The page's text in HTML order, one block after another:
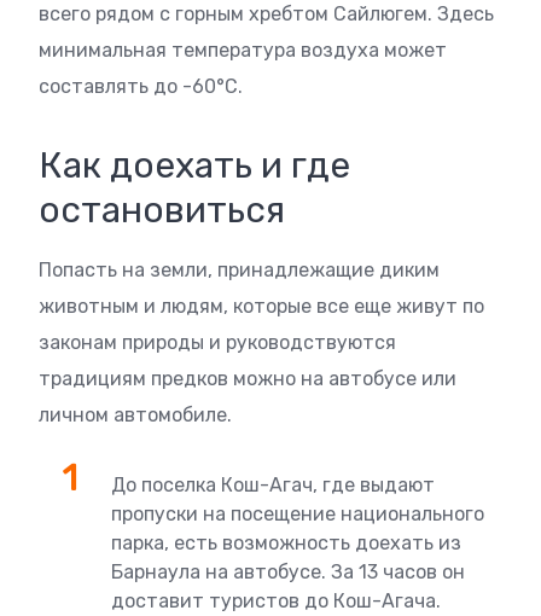
всего рядом с горным хребтом Сайлюгем. Здесь
минимальная температура воздуха может
составлять до -60°С.
Как доехать и где
остановиться
Попасть на земли, принадлежащие диким
животным и людям, которые все еще живут по
законам природы и руководствуются
традициям предков можно на автобусе или
личном автомобиле.
До поселка Кош-Агач, где выдают
пропуски на посещение национального
парка, есть возможность доехать из
Барнаула на автобусе. За 13 часов он
доставит туристов до Кош-Агача.